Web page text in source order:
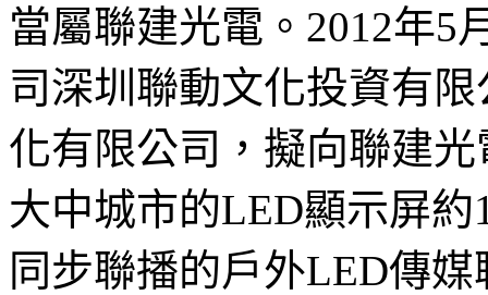
當屬聯建光電。2012年5
司深圳聯動文化投資有
化有限公司，擬向聯建
大中城市的LED顯示屏
同步聯播的戶外LED傳